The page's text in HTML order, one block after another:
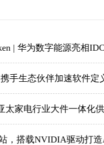
| 华为数字能源亮相
手生态伙伴加速软件定
家电行业大件一体化
，搭载NVIDIA驱动打